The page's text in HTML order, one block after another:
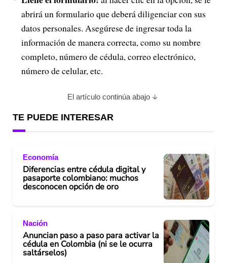
abrirá un formulario que deberá diligenciar con sus
datos personales. Asegúrese de ingresar toda la
información de manera correcta, como su nombre
completo, número de cédula, correo electrónico,
número de celular, etc.
El artículo continúa abajo
TE PUEDE INTERESAR
Economía
Diferencias entre cédula digital y
pasaporte colombiano: muchos
desconocen opción de oro
Nación
Anuncian paso a paso para activar la
cédula en Colombia (ni se le ocurra
saltárselos)